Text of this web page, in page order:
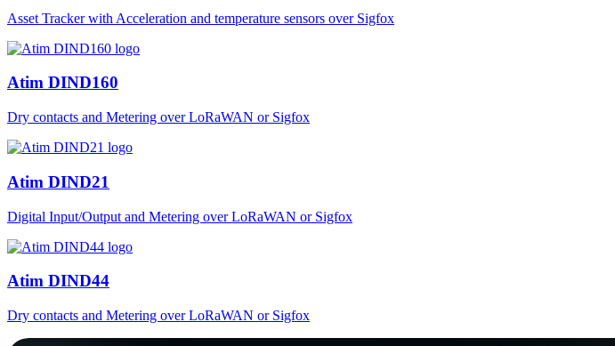
Asset Tracker with Acceleration and temperature sensors over Sigfox
Atim DIND160
Dry contacts and Metering over LoRaWAN or Sigfox
Atim DIND21
Digital Input/Output and Metering over LoRaWAN or Sigfox
Atim DIND44
Dry contacts and Metering over LoRaWAN or Sigfox